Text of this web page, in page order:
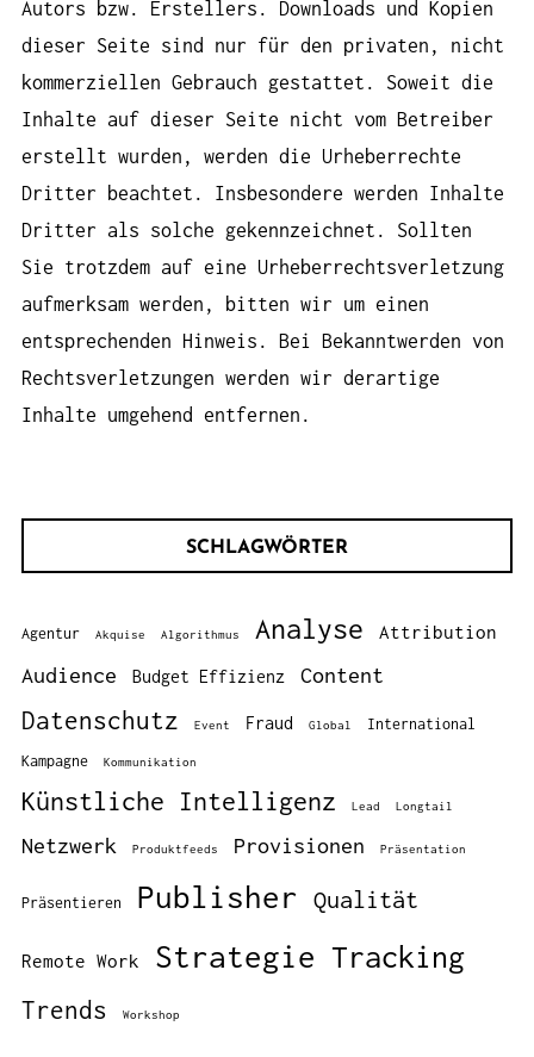
Autors bzw. Erstellers. Downloads und Kopien
dieser Seite sind nur für den privaten, nicht
kommerziellen Gebrauch gestattet. Soweit die
Inhalte auf dieser Seite nicht vom Betreiber
erstellt wurden, werden die Urheberrechte
Dritter beachtet. Insbesondere werden Inhalte
Dritter als solche gekennzeichnet. Sollten
Sie trotzdem auf eine Urheberrechtsverletzung
aufmerksam werden, bitten wir um einen
entsprechenden Hinweis. Bei Bekanntwerden von
Rechtsverletzungen werden wir derartige
Inhalte umgehend entfernen.
SCHLAGWÖRTER
Agentur Akquise Algorithmus Analyse Attribution
Audience Budget Effizienz Content
Datenschutz Event Fraud Global International
Kampagne Kommunikation
Künstliche Intelligenz Lead Longtail
Netzwerk Produktfeeds Provisionen Präsentation
Präsentieren Publisher Qualität
Remote Work Strategie Tracking
Trends Workshop